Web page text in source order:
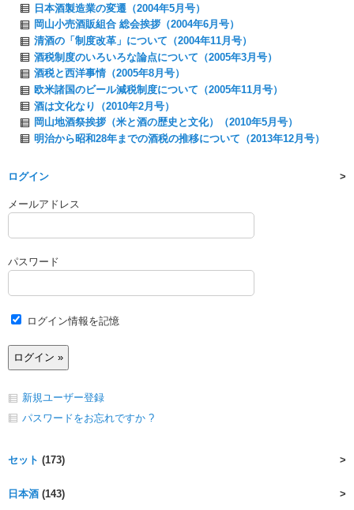
日本酒製造業の変遷（2004年5月号）
岡山小売酒販組合 総会挨拶（2004年6月号）
清酒の「制度改革」について（2004年11月号）
酒税制度のいろいろな論点について（2005年3月号）
酒税と西洋事情（2005年8月号）
欧米諸国のビール減税制度について（2005年11月号）
酒は文化なり（2010年2月号）
岡山地酒祭挨拶（米と酒の歴史と文化）（2010年5月号）
明治から昭和28年までの酒税の推移について（2013年12月号）
ログイン
メールアドレス
パスワード
ログイン情報を記憶
新規ユーザー登録
パスワードをお忘れですか ?
セット (173)
日本酒 (143)